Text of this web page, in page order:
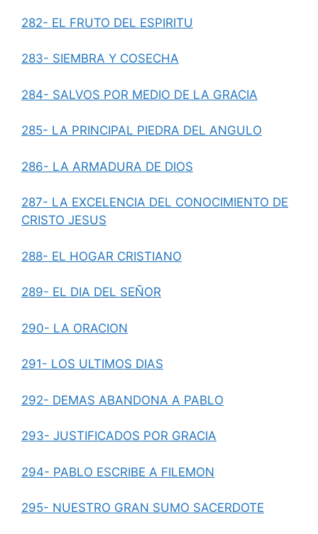
282- EL FRUTO DEL ESPIRITU
283- SIEMBRA Y COSECHA
284- SALVOS POR MEDIO DE LA GRACIA
285- LA PRINCIPAL PIEDRA DEL ANGULO
286- LA ARMADURA DE DIOS
287- LA EXCELENCIA DEL CONOCIMIENTO DE
CRISTO JESUS
288- EL HOGAR CRISTIANO
289- EL DIA DEL SEÑOR
290- LA ORACION
291- LOS ULTIMOS DIAS
292- DEMAS ABANDONA A PABLO
293- JUSTIFICADOS POR GRACIA
294- PABLO ESCRIBE A FILEMON
295- NUESTRO GRAN SUMO SACERDOTE